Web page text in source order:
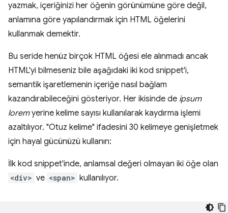
yazmak, içeriğinizi her öğenin görünümüne göre değil,
anlamına göre yapılandırmak için HTML öğelerini
kullanmak demektir.
Bu seride henüz birçok HTML öğesi ele alınmadı ancak
HTML'yi bilmeseniz bile aşağıdaki iki kod snippet'i,
semantik işaretlemenin içeriğe nasıl bağlam
kazandırabileceğini gösteriyor. Her ikisinde de ipsum
loremyerine kelime sayısı kullanılarak kaydırma işlemi
azaltılıyor. "Otuz kelime" ifadesini 30 kelimeye genişletmek
için hayal gücünüzü kullanın:
İlk kod snippet'inde, anlamsal değeri olmayan iki öğe olan
<div> ve <span> kullanılıyor.